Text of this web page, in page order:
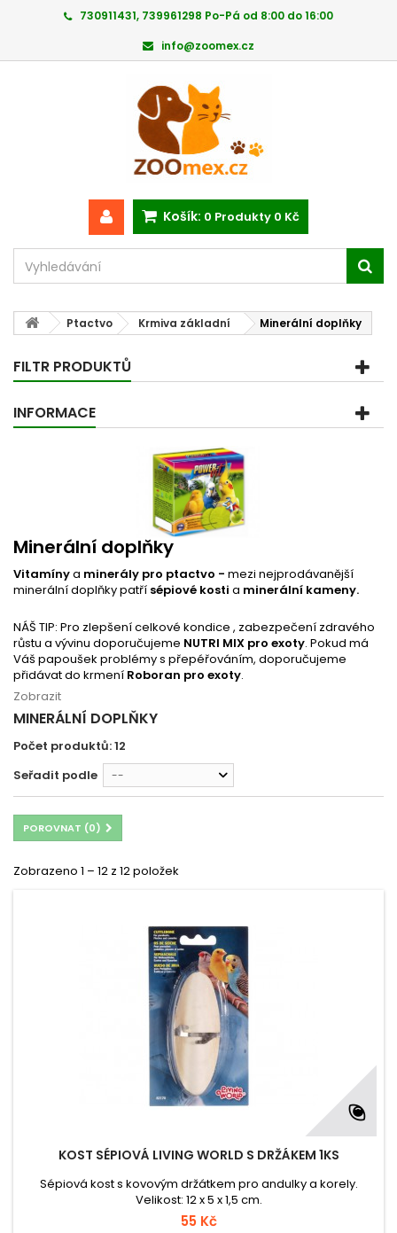
730911431, 739961298 Po-Pá od 8:00 do 16:00
info@zoomex.cz
Košík: 0 Produkty 0 Kč
Ptactvo Krmiva základní Minerální doplňky
FILTR PRODUKTŮ
INFORMACE
Minerální doplňky
Vitamínya minerály pro ptactvo - mezi nejprodávanější
minerální doplňky patří sépiové kosti a minerální kameny.
NÁŠ TIP: Pro zlepšení celkové kondice , zabezpečení zdravého
růstu a vývinu doporučujeme NUTRI MIX pro exoty. Pokud má
Váš papoušek problémy s přepéřováním, doporučujeme
přidávat do krmení Roboran pro exoty.
Zobrazit
MINERÁLNÍ DOPLŇKY
Počet produktů: 12
Seřadit podle
--
POROVNAT (0)
Zobrazeno 1 – 12 z 12 položek
KOST SÉPIOVÁ LIVING WORLD S DRŽÁKEM 1KS
Sépiová kost s kovovým držátkem pro andulky a korely.
Velikost: 12 x 5 x 1,5 cm.
55 Kč